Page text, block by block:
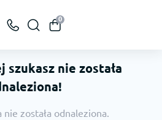
0
szukasz nie została
nie została odnaleziona.